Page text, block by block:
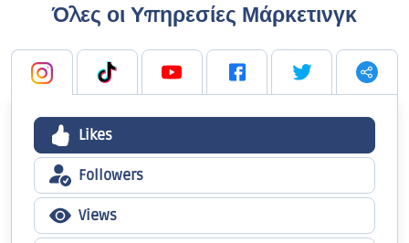
Όλες οι Υπηρεσίες Μάρκετινγκ
Likes
Followers
Views